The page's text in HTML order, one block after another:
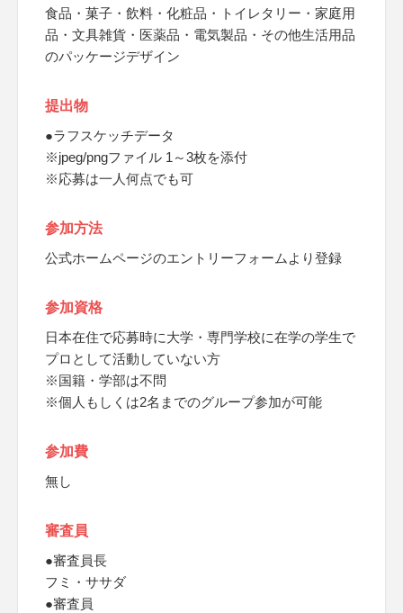
食品・菓子・飲料・化粧品・トイレタリー・家庭用
品・文具雑貨・医薬品・電気製品・その他生活用品
のパッケージデザイン
提出物
●ラフスケッチデータ
※jpeg/pngファイル 1～3枚を添付
※応募は一人何点でも可
参加方法
公式ホームページのエントリーフォームより登録
参加資格
日本在住で応募時に大学・専門学校に在学の学生で
プロとして活動していない方
※国籍・学部は不問
※個人もしくは2名までのグループ参加が可能
参加費
無し
審査員
●審査員長
フミ・ササダ
●審査員